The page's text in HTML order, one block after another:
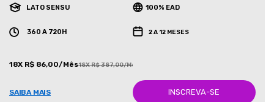
LATO SENSU 100% EAD
360 A 720H 2 A 12 MESES
18X R$ 86,00/Mês18X R$ 387,00/Mês
SAIBA MAIS INSCREVA-SE